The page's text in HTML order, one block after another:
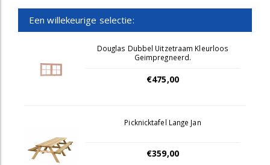
Een willekeurige selectie:
Douglas Dubbel Uitzetraam Kleurloos
Geimpregneerd.
€475,00
Picknicktafel Lange Jan
€359,00